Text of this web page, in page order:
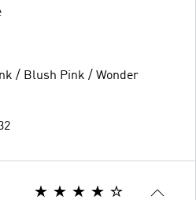
/ Blush Pink / Wonder